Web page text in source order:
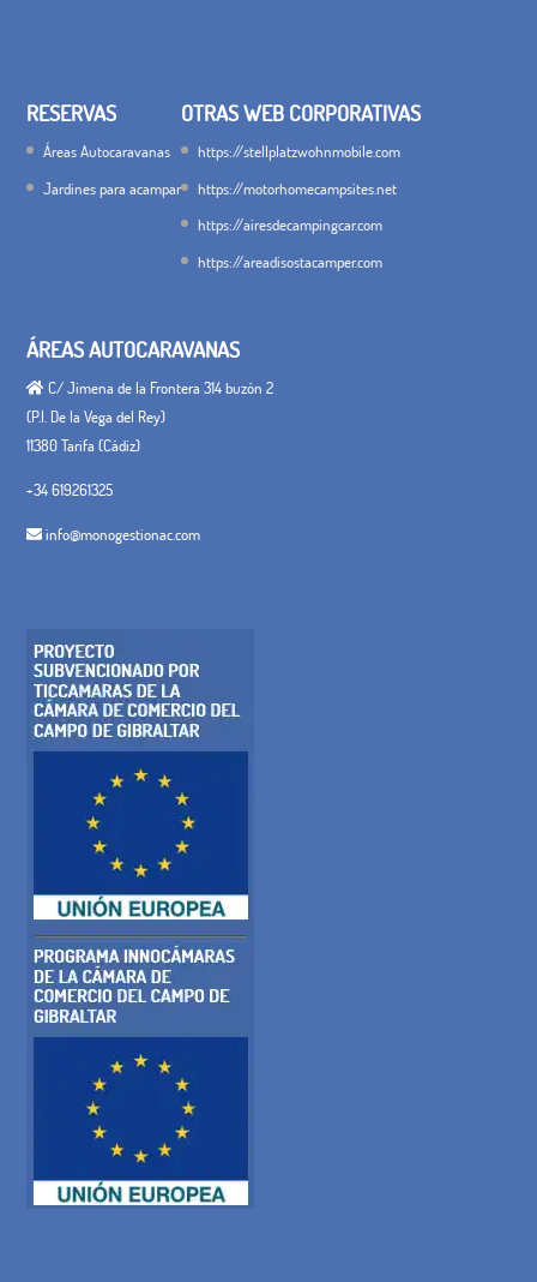
RESERVAS
Áreas Autocaravanas
Jardines para acampar
OTRAS WEB CORPORATIVAS
https://stellplatzwohnmobile.com
https://motorhomecampsites.net
https://airesdecampingcar.com
https://areadisostacamper.com
ÁREAS AUTOCARAVANAS
C/ Jimena de la Frontera 314 buzón 2
(P.I. De la Vega del Rey)
11380 Tarifa (Cádiz)
+34 619261325
info@monogestionac.com